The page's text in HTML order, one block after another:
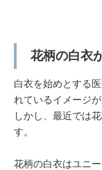
花柄の白衣
白衣を始めとする
れているイメージが
しかし、最近では
す。
花柄の白衣はユニ